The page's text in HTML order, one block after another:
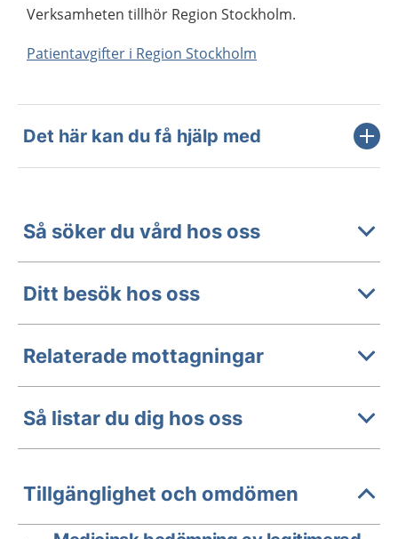
Verksamheten tillhör Region Stockholm.
Patientavgifter i Region Stockholm
Det här kan du få hjälp med
Så söker du vård hos oss
Ditt besök hos oss
Relaterade mottagningar
Så listar du dig hos oss
Tillgänglighet och omdömen